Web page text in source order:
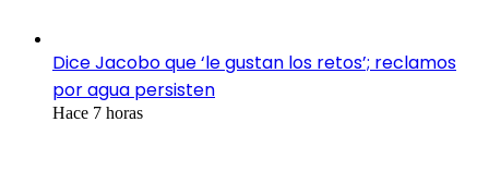
Dice Jacobo que ‘le gustan los retos’; reclamos
por agua persisten
Hace 7 horas